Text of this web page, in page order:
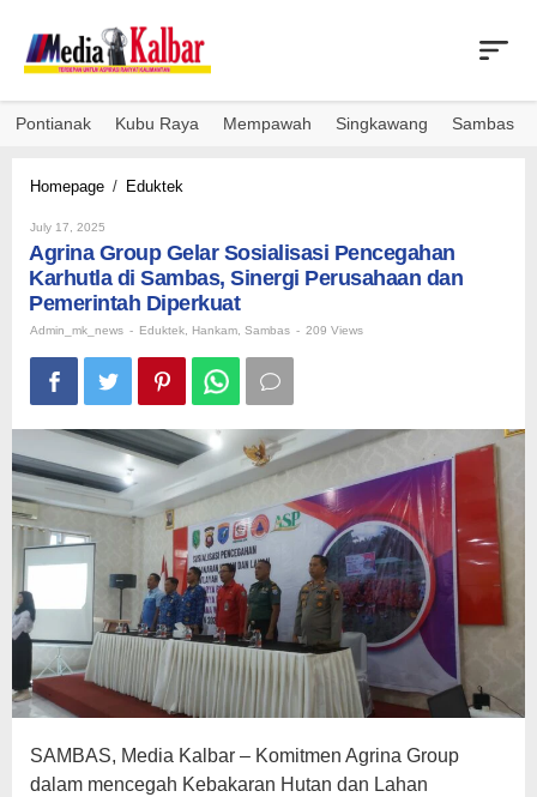
content
Pontianak Kubu Raya Mempawah Singkawang Sambas
Homepage / Eduktek
Sosialisasi
Pencegahan
Karhutla
di
Sambas,
Sinergi
Perusahaan
dan
Diperkuat
July 17, 2025
Agrina Group Gelar Sosialisasi Pencegahan
Karhutla di Sambas, Sinergi Perusahaan dan
Pemerintah Diperkuat
Admin_mk_news - Eduktek Hankam Sambas - 209 Views
SAMBAS, Media Kalbar – Komitmen Agrina Group
dalam mencegah Kebakaran Hutan dan Lahan